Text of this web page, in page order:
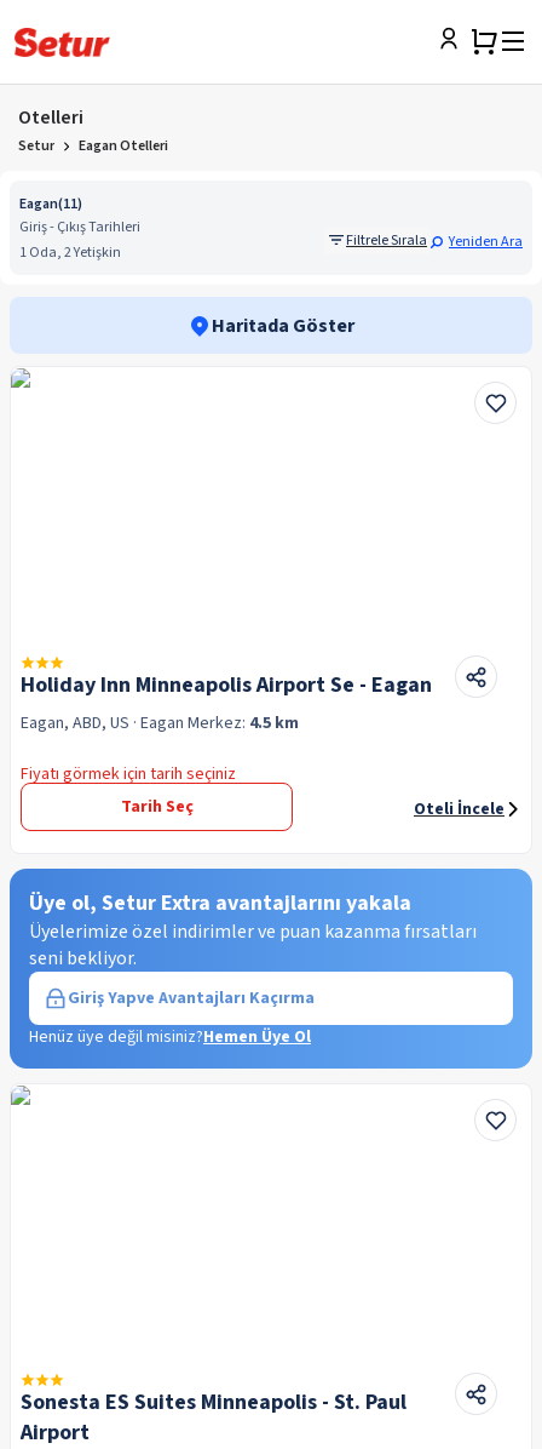
Otelleri
Setur Eagan Otelleri
Eagan(11)
Giriş - Çıkış Tarihleri
1 Oda, 2 Yetişkin
Filtrele Sırala Yeniden Ara
Haritada Göster
Holiday Inn Minneapolis Airport Se - Eagan
Eagan, ABD, US · Eagan Merkez: 4.5 km
Fiyatı görmek için tarih seçiniz
Tarih Seç
Oteli İncele
Üye ol, Setur Extra avantajlarını yakala
Üyelerimize özel indirimler ve puan kazanma fırsatları
seni bekliyor.
Giriş Yapve Avantajları Kaçırma
Henüz üye değil misiniz?Hemen Üye Ol
Sonesta ES Suites Minneapolis - St. Paul
Airport